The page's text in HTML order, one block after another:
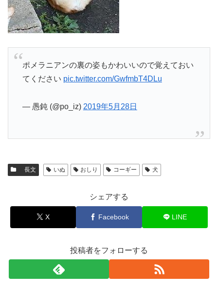
ポメラニアンの裏の姿もかわいいので覚えておい
てください pic.twitter.com/GwfmbT4DLu
— 愚鈍 (@po_iz) 2019年5月28日
長文 いぬ おしり コーギー 犬
シェアする
X Facebook LINE
投稿者をフォローする